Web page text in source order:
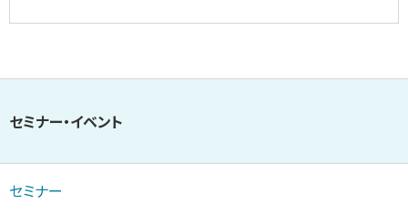
セミナー・イベント
セミナー